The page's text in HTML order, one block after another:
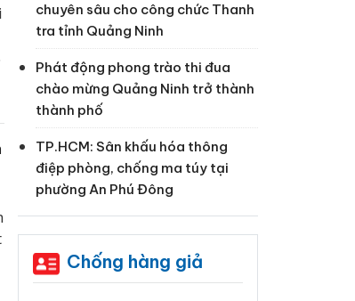
chuyên sâu cho công chức Thanh
tra tỉnh Quảng Ninh
Phát động phong trào thi đua
chào mừng Quảng Ninh trở thành
thành phố
TP.HCM: Sân khấu hóa thông
điệp phòng, chống ma túy tại
phường An Phú Đông
Chống hàng giả